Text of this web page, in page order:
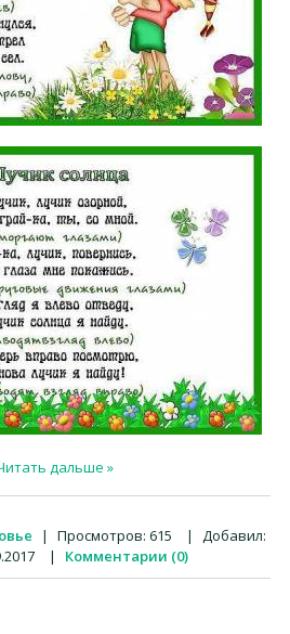
дальше »
| Просмотров: 615 |
Добавил:
| Комментарии (0)